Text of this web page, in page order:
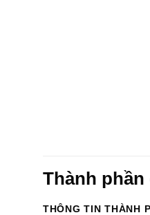
Thành
THÔNG TIN THÀNH